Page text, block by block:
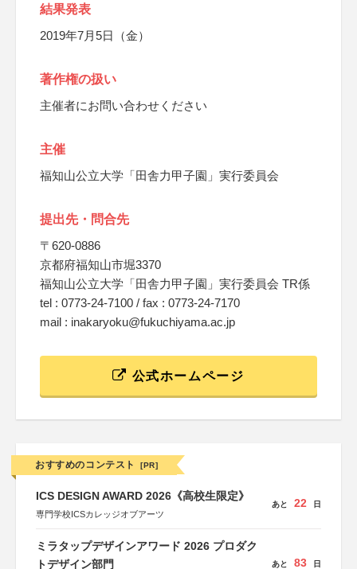
結果発表
2019年7月5日（金）
著作権の扱い
主催者にお問い合わせください
主催
福知山公立大学「田舎力甲子園」実行委員会
提出先・問合先
〒620-0886
京都府福知山市堀3370
福知山公立大学「田舎力甲子園」実行委員会 TR係
tel : 0773-24-7100 / fax : 0773-24-7170
mail : inakaryoku@fukuchiyama.ac.jp
公式ホームページ
おすすめのコンテスト [PR]
ICS DESIGN AWARD 2026《高校生限定》
専門学校ICSカレッジオブアーツ
あと 22 日
ミラタップデザインアワード 2026 プロダク
トデザイン部門
あと 83 日